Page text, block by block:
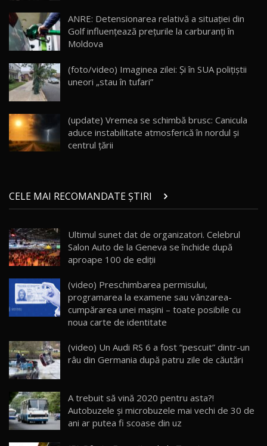
17 20:06
30:08
AutoBlog.MD
23:36
20
Noul ZEEKR 7X / Test Drive AutoBlog.MD
29:08
21
Micul BYD Dolphin Surf / Test Drive
AutoBlog.MD
16:59
22
Noua Mazda 6e / Test Drive AutoBlog.MD
26:59
23
Lynk & Co 01 / Test Drive AutoBlog.MD
25:19
26:38
Moldova
32:21
26
Porsche 911 Spirit 70 / Test Drive
ANRE: Detensionarea relativă a situației din
Golf influențează prețurile la carburanți în
Moldova
(foto/video) Imaginea zilei: Și în SUA polițiștii
uneori „stau în tufari”
(update) Vremea se schimbă brusc: Canicula
aduce instabilitate atmosferică în nordul și
centrul țării
CELE MAI RECOMANDATE ȘTIRI
Ultimul sunet dat de organizatori. Celebrul
Salon Auto de la Geneva se închide după
aproape 100 de ediții
(video) Preschimbarea permisului,
programarea la examene sau vânzarea-
cumpărarea unei mașini – toate posibile cu
noua carte de identitate
(video) Un Audi RS 6 a fost “pescuit” dintr-un
râu din Germania după patru zile de căutări
A trebuit să vină 2020 pentru asta?!
Autobuzele și microbuzele mai vechi de 30 de
ani ar putea fi scoase din uz